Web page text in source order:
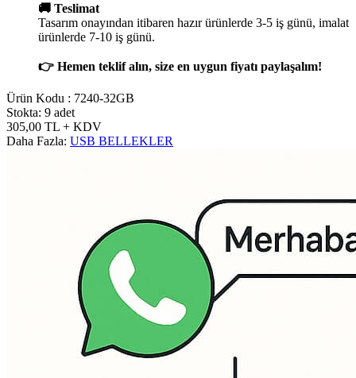
🚚 Teslimat
Tasarım onayından itibaren hazır ürünlerde 3-5 iş günü, imalat
ürünlerde 7-10 iş günü.
👉 Hemen teklif alın, size en uygun fiyatı paylaşalım!
Ürün Kodu : 7240-32GB
Stokta: 9 adet
305,00 TL + KDV
Daha Fazla: USB BELLEKLER